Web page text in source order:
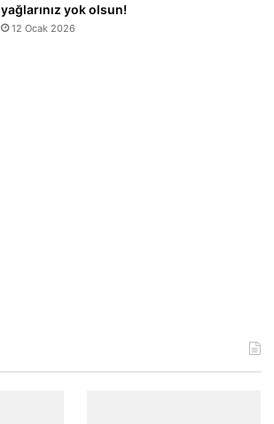
yağlarınız yok olsun!
12 Ocak 2026